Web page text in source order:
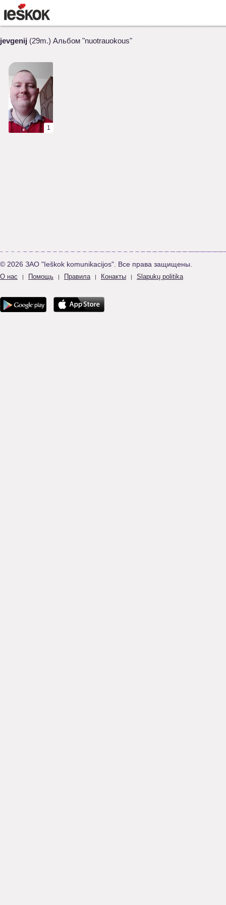
jevgenij (29m.) Альбом "nuotrauokous"
1
© 2026 ЗАО "Ieškok komunikacijos". Все права защищены.
О нас | Помощь | Правила | Конакты | Slapukų politika